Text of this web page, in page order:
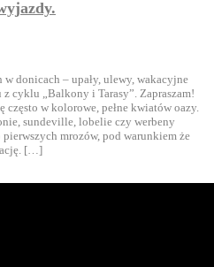
donicach – upały, ulewy, wakacyjne
cyklu „Balkony i Tarasy”. Zapraszam!
w kolorowe, pełne kwiatów oazy.
sundeville, lobelie czy werbeny
mrozów, pod warunkiem że
[…]